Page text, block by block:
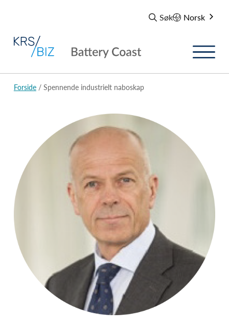
Søk Norsk
Forside/ Spennende industrielt naboskap